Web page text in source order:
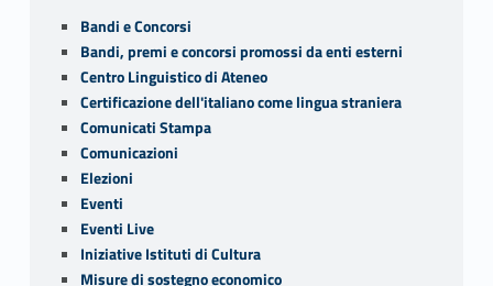
Sidebar
Bandi e Concorsi
Bandi, premi e concorsi promossi da enti esterni
Centro Linguistico di Ateneo
Certificazione dell'italiano come lingua straniera
Comunicati Stampa
Comunicazioni
Elezioni
Eventi
Eventi Live
Iniziative Istituti di Cultura
Misure di sostegno economico